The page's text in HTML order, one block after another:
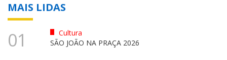
MAIS LIDAS
01
Cultura
SÃO JOÃO NA PRAÇA 2026